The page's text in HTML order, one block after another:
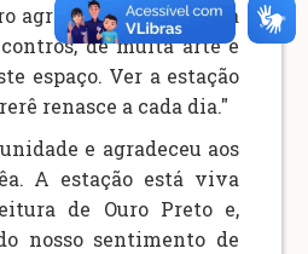
agradecer de coração à
de muita arte e
espaço. Ver a estação
renasce a cada dia."
e agradeceu aos
A estação está viva
de Ouro Preto e,
nosso sentimento de